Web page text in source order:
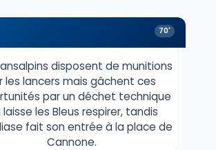
70'
disposent de munitions
les lancers mais gâchent ces
par un déchet technique
laisse les Bleus respirer, tandis
fait son entrée à la place de
Cannone.